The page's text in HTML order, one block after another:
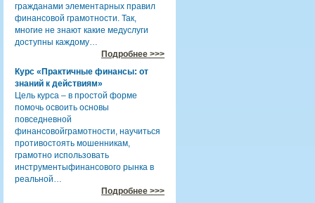
гражданами элементарных правил
финансовой грамотности. Так,
многие не знают какие медуслуги
доступны каждому…
Подробнее >>>
Курс «Практичные финансы: от
знаний к действиям»
Цель курса – в простой форме
помочь освоить основы
повседневной
финансовойграмотности, научиться
противостоять мошенникам,
грамотно использовать
инструментыфинансового рынка в
реальной…
Подробнее >>>